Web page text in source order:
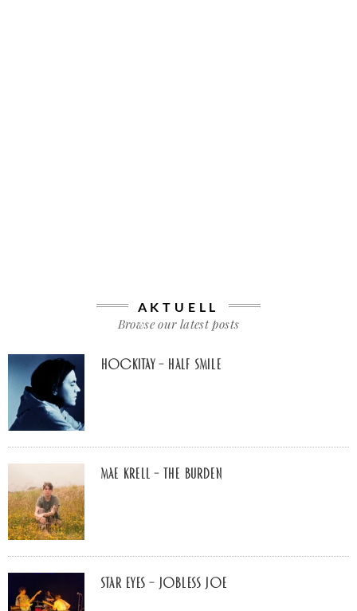
AKTUELL
Browse our latest posts
Hockitay – half smile
Mae Krell – the burden
Star Eyes – Jobless Joe